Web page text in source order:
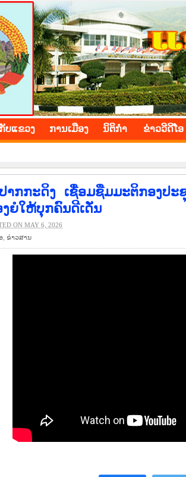
PROVINCE
ບ​ແຂວງ ​ການ​ເມືອງ ນິ​ຕິ​ກຳ ຂ່າວ​ວີ​ດີ​ໂອ
າກກະດິງ ເຊື່ອມຊືມມະຕິກອງປ
ຍໍໃຫ້ບຸກຄົນດີເດັ່ນ
ON MAY 6, 2026
​ຂ່າວ​ສານ